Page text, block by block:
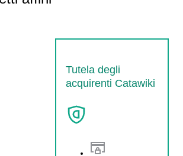
Tutela degli
acquirenti Catawiki